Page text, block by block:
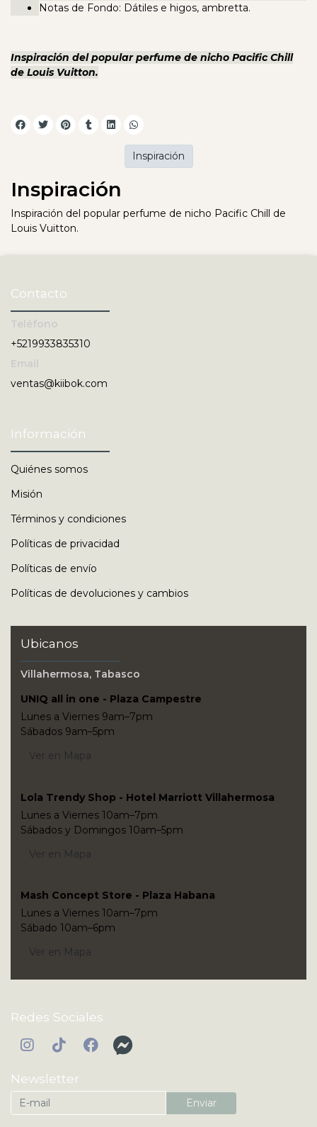
Notas de Fondo: Dátiles e higos, ambretta.
Inspiración del popular perfume de nicho Pacific Chill
de Louis Vuitton.
Inspiración
Inspiración del popular perfume de nicho Pacific Chill de
Louis Vuitton.
Inspiración
Contacto
+5219933835310
ventas@kiibok.com
Información
Quiénes somos
Misión
Términos y condiciones
Políticas de privacidad
Políticas de envío
Políticas de devoluciones y cambios
Ubicanos
Villahermosa, Tabasco
UNIQ all in one - Plaza Campestre
Lunes a Viernes 9am–7pm
Sábados 9am–5pm
Ver en Mapa
Lola Trendy Shop - Hotel Marriott Villahermosa
Lunes a Viernes 10am–7pm
Sábados y Domingos 10am–5pm
Ver en Mapa
Mash Concept Store - Plaza Habana
Lunes a Viernes 10am–7pm
Sábado 10am–6pm
Ver en Mapa
Redes Sociales
Newsletter
Enviar